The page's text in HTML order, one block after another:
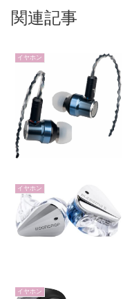
関連記事
イヤホン
イヤホン
イヤホン